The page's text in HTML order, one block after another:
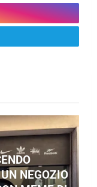
NEGOZIO